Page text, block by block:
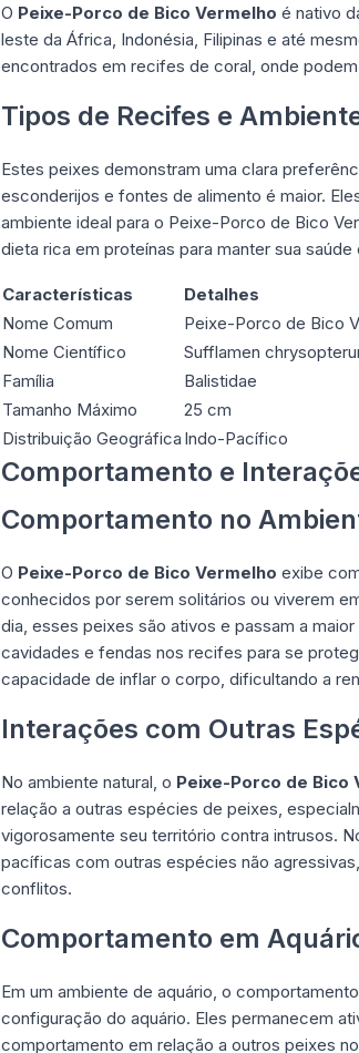
O Peixe-Porco de Bico Vermelho é nativo
leste da África, Indonésia, Filipinas e até
encontrados em recifes de coral, onde
Tipos de Recifes e
Estes peixes demonstram uma clara
esconderijos e fontes de alimento é maior.
ambiente ideal para o Peixe-Porco de Bico
dieta rica em proteínas para manter sua saúde
Características
Detalhes
Nome Comum
Peixe-Porco de Bico
Nome Científico
Sufflamen
Família
Balistidae
Tamanho Máximo
25 cm
Distribuição Geográfica Indo-Pacífico
Comportamento e
Comportamento no
O Peixe-Porco de Bico Vermelho exibe
conhecidos por serem solitários ou viverem
dia, esses peixes são ativos e passam a
cavidades e fendas nos recifes para se
capacidade de inflar o corpo, dificultando a
Interações com Outras
No ambiente natural, o Peixe-Porco de Bico
relação a outras espécies de peixes,
vigorosamente seu território contra intrusos.
pacíficas com outras espécies não
conflitos.
Comportamento em
Em um ambiente de aquário, o
configuração do aquário. Eles permanecem
comportamento em relação a outros peixes